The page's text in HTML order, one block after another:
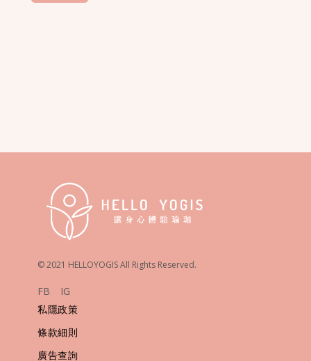
© 2021 HELLOYOGIS All Rights Reserved.
FB
IG
私隱政策
條款細則
廣告查詢